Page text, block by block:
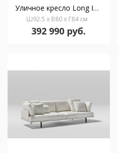
Уличное кресло Long Island 77845
Ш92.5 x В80 x Г84 см
392 990 руб.